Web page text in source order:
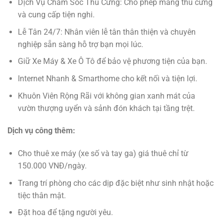
Dịch Vụ Chăm Sóc Thú Cưng: Cho phép mang thú cưng
và cung cấp tiện nghi.
Lễ Tân 24/7: Nhân viên lễ tân thân thiện và chuyên
nghiệp sẵn sàng hỗ trợ bạn mọi lúc.
Giữ Xe Máy & Xe Ô Tô để bảo vệ phương tiện của bạn.
Internet Nhanh & Smarthome cho kết nối và tiện lợi.
Khuôn Viên Rộng Rãi với không gian xanh mát của
vườn thượng uyển và sảnh đón khách tại tầng trệt.
Dịch vụ công thêm:
Cho thuê xe máy (xe số và tay ga) giá thuê chỉ từ
150.000 VNĐ/ngày.
Trang trí phòng cho các dịp đặc biệt như sinh nhật hoặc
tiệc thân mật.
Đặt hoa để tặng người yêu.